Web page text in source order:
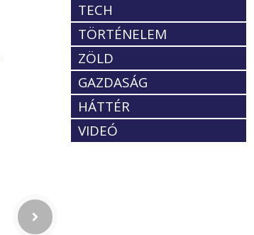
TECH
TÖRTÉNELEM
ZÖLD
GAZDASÁG
HÁTTÉR
VIDEÓ